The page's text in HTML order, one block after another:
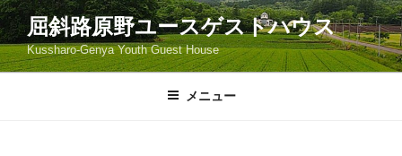
コ
ン
テ
ン
屈斜路原野ユースゲストハウス
Kussharo-Genya Youth Guest House
メニュー